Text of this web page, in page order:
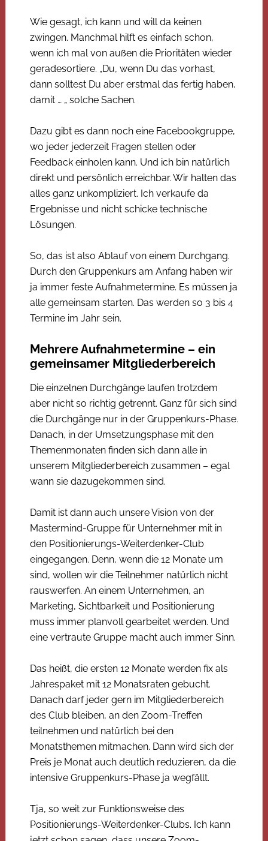
Wie gesagt, ich kann und will da keinen
zwingen. Manchmal hilft es einfach schon,
wenn ich mal von außen die Prioritäten wieder
geradesortiere. „Du, wenn Du das vorhast,
dann solltest Du aber erstmal das fertig haben,
damit … „ solche Sachen.
Dazu gibt es dann noch eine Facebookgruppe,
wo jeder jederzeit Fragen stellen oder
Feedback einholen kann. Und ich bin natürlich
direkt und persönlich erreichbar. Wir halten das
alles ganz unkompliziert. Ich verkaufe da
Ergebnisse und nicht schicke technische
Lösungen.
So, das ist also Ablauf von einem Durchgang.
Durch den Gruppenkurs am Anfang haben wir
ja immer feste Aufnahmetermine. Es müssen ja
alle gemeinsam starten. Das werden so 3 bis 4
Termine im Jahr sein.
Mehrere Aufnahmetermine – ein
gemeinsamer Mitgliederbereich
Die einzelnen Durchgänge laufen trotzdem
aber nicht so richtig getrennt. Ganz für sich sind
die Durchgänge nur in der Gruppenkurs-Phase.
Danach, in der Umsetzungsphase mit den
Themenmonaten finden sich dann alle in
unserem Mitgliederbereich zusammen – egal
wann sie dazugekommen sind.
Damit ist dann auch unsere Vision von der
Mastermind-Gruppe für Unternehmer mit in
den Positionierungs-Weiterdenker-Club
eingegangen. Denn, wenn die 12 Monate um
sind, wollen wir die Teilnehmer natürlich nicht
rauswerfen. An einem Unternehmen, an
Marketing, Sichtbarkeit und Positionierung
muss immer planvoll gearbeitet werden. Und
eine vertraute Gruppe macht auch immer Sinn.
Das heißt, die ersten 12 Monate werden fix als
Jahrespaket mit 12 Monatsraten gebucht.
Danach darf jeder gern im Mitgliederbereich
des Club bleiben, an den Zoom-Treffen
teilnehmen und natürlich bei den
Monatsthemen mitmachen. Dann wird sich der
Preis je Monat auch deutlich reduzieren, da die
intensive Gruppenkurs-Phase ja wegfällt.
Tja, so weit zur Funktionsweise des
Positionierungs-Weiterdenker-Clubs. Ich kann